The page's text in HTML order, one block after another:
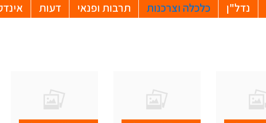
נדל"ן כלכלה וצרכנות תרבות ופנאי דעות